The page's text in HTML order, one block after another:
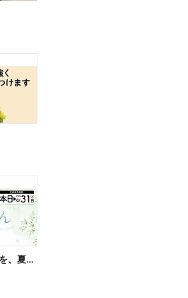
〈散水用品特集〉お庭に潤いを、夏のお庭じかん